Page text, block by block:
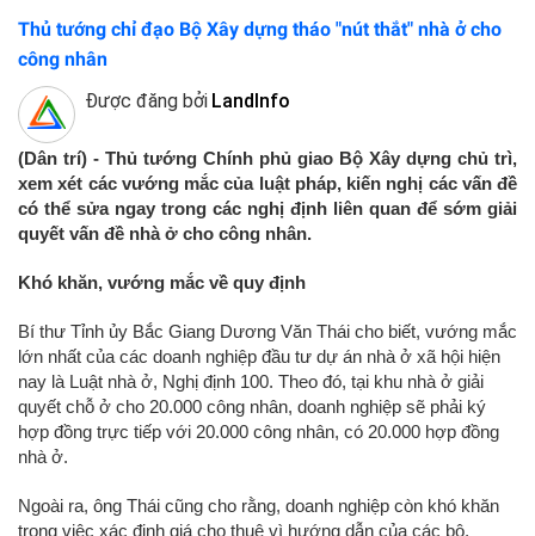
Thủ tướng chỉ đạo Bộ Xây dựng tháo "nút thắt" nhà ở cho
công nhân
Được đăng bởi LandInfo
(Dân trí) - Thủ tướng Chính phủ giao Bộ Xây dựng chủ trì,
xem xét các vướng mắc của luật pháp, kiến nghị các vấn đề
có thể sửa ngay trong các nghị định liên quan để sớm giải
quyết vấn đề nhà ở cho công nhân.
Khó khăn, vướng mắc về quy định
Bí thư Tỉnh ủy Bắc Giang Dương Văn Thái cho biết, vướng mắc
lớn nhất của các doanh nghiệp đầu tư dự án nhà ở xã hội hiện
nay là Luật nhà ở, Nghị định 100. Theo đó, tại khu nhà ở giải
quyết chỗ ở cho 20.000 công nhân, doanh nghiệp sẽ phải ký
hợp đồng trực tiếp với 20.000 công nhân, có 20.000 hợp đồng
nhà ở.
Ngoài ra, ông Thái cũng cho rằng, doanh nghiệp còn khó khăn
trong việc xác định giá cho thuê vì hướng dẫn của các bộ,